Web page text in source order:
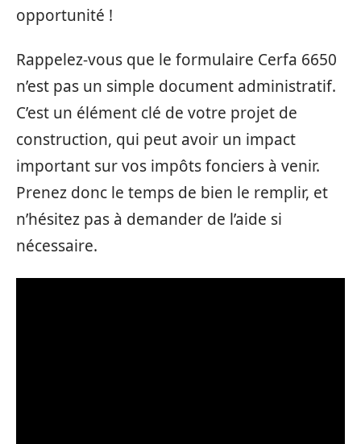
opportunité !
Rappelez-vous que le formulaire Cerfa 6650
n’est pas un simple document administratif.
C’est un élément clé de votre projet de
construction, qui peut avoir un impact
important sur vos impôts fonciers à venir.
Prenez donc le temps de bien le remplir, et
n’hésitez pas à demander de l’aide si
nécessaire.